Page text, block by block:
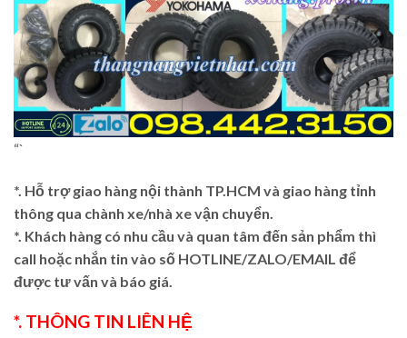
“`
*. Hỗ trợ giao hàng nội thành TP.HCM và giao hàng tỉnh
thông qua chành xe/nhà xe vận chuyển.
*. Khách hàng có nhu cầu và quan tâm đến sản phẩm thì
call hoặc nhắn tin vào số HOTLINE/ZALO/EMAIL để
được tư vấn và báo giá.
*. THÔNG TIN LIÊN HỆ